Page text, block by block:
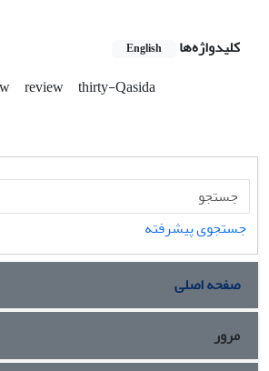
کلیدواژه‌ها English
review thirty-Qasida
جستجوی پیشرفته
صفحه اصلی
مرور